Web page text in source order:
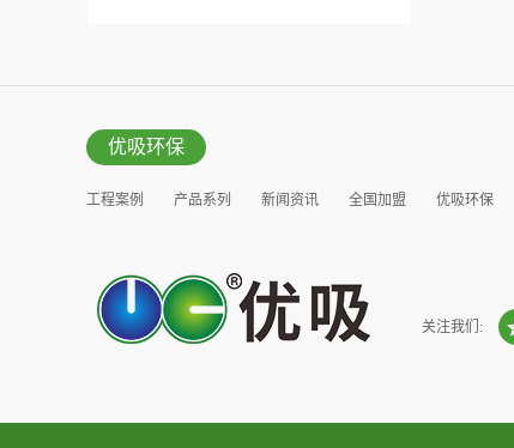
产
优吸环保
工程案例 产品系列 新闻资讯 全国加盟 优吸环保
关注我们: